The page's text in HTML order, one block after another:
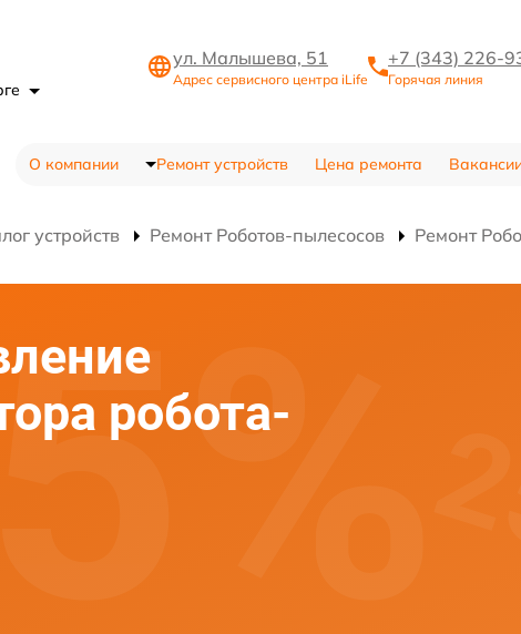
ул. Малышева, 51
Адрес сервисного центра iLife
+7 (343) 226-
Горячая линия
О компании Ремонт устройств Цена ремонта
устройств Ремонт Роботов-пылесосов Ремонт
робота-